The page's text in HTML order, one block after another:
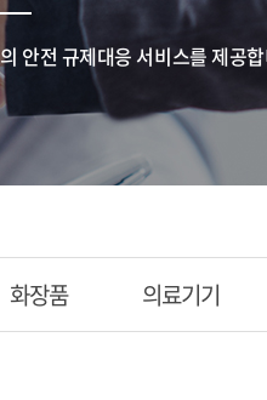
안전 규제대응 서비스를 제공
화장품 의료기기